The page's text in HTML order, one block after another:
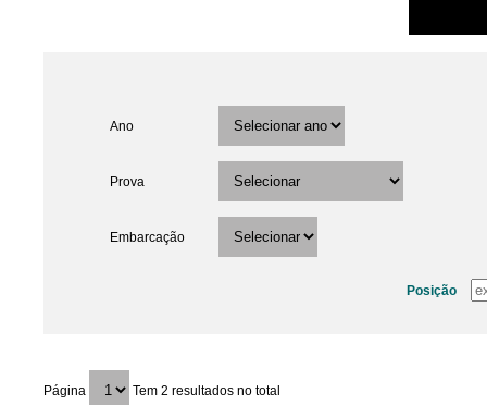
Ano
Prova
Embarcação
Posição
Página Tem 2 resultados no total